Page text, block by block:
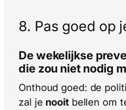
8. Pas goed op
De wekelijkse
die zou niet nodig
Onthoud goed: de
zal je nooitbellen om